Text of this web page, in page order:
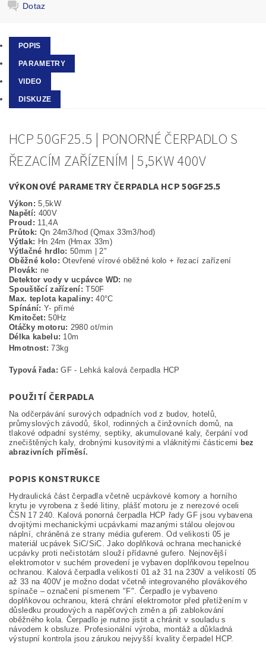
Dotaz
POPIS
PARAMETRY
VIDEO
DISKUZE
HCP 50GF25.5 | PONORNÉ ČERPADLO S
ŘEZACÍM ZAŘÍZENÍM | 5,5KW 400V
VÝKONOVÉ PARAMETRY ČERPADLA HCP 50GF25.5
Výkon: 5,5kW
Napětí: 400V
Proud: 11,4A
Průtok: Qn 24m3/hod (Qmax 33m3/hod)
Výtlak: Hn 24m (Hmax 33m)
Výtlačné hrdlo:50mm | 2"
Oběžné kolo: Otevřené vírové oběžné kolo + řezací zařízení
Plovák: ne
Detektor vody v ucpávce WD: ne
Spouštěcí zařízení:T50F
Max. teplota kapaliny:40°C
Spínání: Y- přímé
Kmitočet:50Hz
Otáčky motoru: 2980 ot/min
Délka kabelu: 10m
Hmotnost: 73kg
Typová řada:G F - Lehká kalová čerpadla HCP
POUŽITÍ ČERPADLA
Na odčerpávání surových odpadních vod z budov, hotelů,
průmyslových závodů, škol, rodinných a činžovních domů, na
tlakové odpadní systémy, septiky, akumulované kaly, čerpání vod
znečištěných kaly, drobnými kusovitými a vláknitými částicemi bez
abrazivních příměsí.
POPIS KONSTRUKCE
Hydraulická část čerpadla včetně ucpávkové komory a horního
krytu je vyrobena z šedé litiny, plášť motoru je z nerezové oceli
ČSN 17 240. Kalová ponorná čerpadla HCP řady GF jsou vybavena
dvojitými mechanickými ucpávkami mazanými stálou olejovou
náplní, chráněná ze strany média guferem. Od velikosti 05 je
materiál ucpávek SiC/SiC. Jako doplňková ochrana mechanické
ucpávky proti nečistotám slouží přídavné gufero. Nejnovější
elektromotor v suchém provedení je vybaven doplňkovou tepelnou
ochranou. Kalová čerpadla velikostí 01 až 31 na 230V a velikostí 05
až 33 na 400V je možno dodat včetně integrovaného plovákového
spínače – označení písmenem "F". Čerpadlo je vybaveno
doplňkovou ochranou, která chrání elektromotor před přetížením v
důsledku proudových a napěťových změn a při zablokování
oběžného kola. Čerpadlo je nutno jistit a chránit v souladu s
návodem k obsluze. Profesionální výroba, montáž a důkladná
výstupní kontrola jsou zárukou nejvyšší kvality čerpadel HCP.